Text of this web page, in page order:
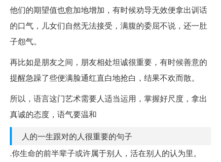
他们的期望值也愈加地增加，有时候劝导无效便拿出训话
的口气，儿女们自然无法接受，满腹的委屈不说，还一肚
子怨气。
再比如是朋友之间，朋友相处坦诚很重要，有时候善意的
提醒急躁了些便满脸通红直白地抢白，结果不欢而散。
所以，语言这门艺术需要人适当运用，掌握好尺度，拿出
真诚的态度，语气要温和
人的一生跟对的人很重要的句子
.你生命的前半辈子或许属于别人，活在别人的认为里。